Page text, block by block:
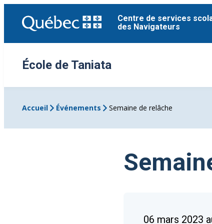
contenu
Centre de services
des Navigateurs
École de Taniata
Accueil Événements Semaine de relâche
06 mars 2023